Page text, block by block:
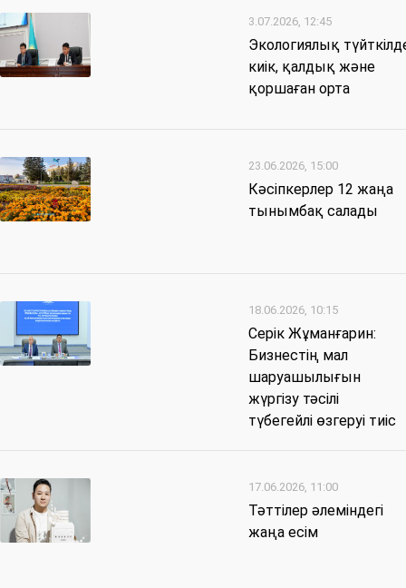
3.07.2026, 12:45
Экологиялық
киік, қалдық және
қоршаған орта
23.06.2026, 15:00
Кәсіпкерлер 12 жаңа
тынымбақ салады
18.06.2026, 10:15
Серік Жұманғарин:
Бизнестің мал
шаруашылығын
жүргізу тәсілі
түбегейлі өзгеруі тиіс
17.06.2026, 11:00
Тәттілер әлеміндегі
жаңа есім